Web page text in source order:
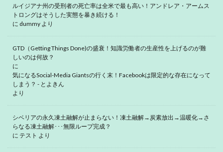
ルイジアナ州の受刑者の死亡率は全米で最も高い！アンドレア・アームス
トロングはそうした実態を暴き続ける！
に dummy より
GTD（Getting Things Done)の盛衰！知識労働者の生産性を上げるのが難
しいのは何故？
に
気になるSocial-Media Giantsの行く末！Facebookは限定的な存在になって
しまう？ - とよきん
より
シベリアの永久凍土融解が止まらない！凍土融解→炭素放出→温暖化→さ
らなる凍土融解･･･無限ループ完成？
に テスト より